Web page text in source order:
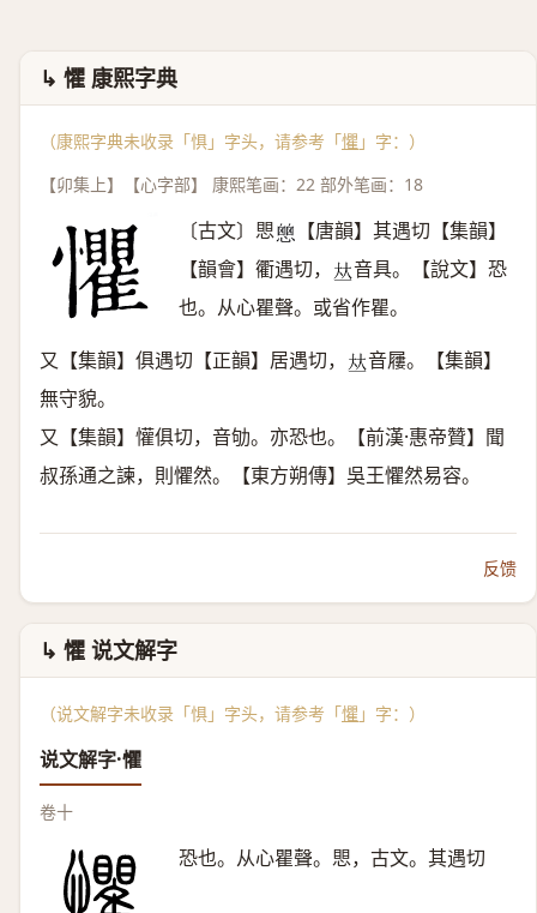
↳ 懼 康熙字典
（康熙字典未收录「惧」字头，请参考「懼 」字：）
【卯集上】【心字部】 康熙笔画：22 部外笔画：18
〔古文〕愳𢡔
【唐韻】其遇切【集韻】
【韻會】衢遇切， 𠀤音具。【說文】恐
也。从心瞿聲。或省作瞿。
又【集韻】俱遇切【正韻】居遇切， 𠀤音屨。【集韻】
無守貌。
又【集韻】懽俱切，音劬。亦恐也。【前漢·惠帝贊】聞
叔孫通之諫，則懼然。【東方朔傳】吳王懼然易容。
反馈
↳ 懼 说文解字
（说文解字未收录「惧」字头，请参考「懼 」字：）
说文解字·懼
卷十
恐也。从心瞿聲。愳，古文。其遇切